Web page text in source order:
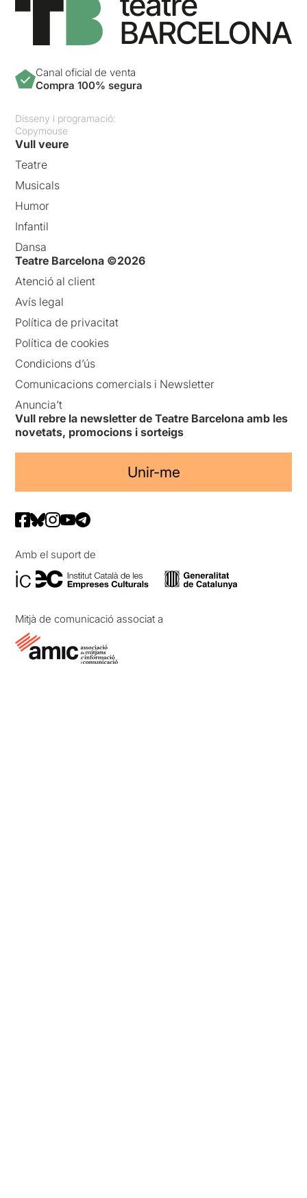
Canal oficial de venta
Compra 100% segura
Disseny i programació:
Copymouse
Vull veure
Teatre
Musicals
Humor
Infantil
Dansa
Teatre Barcelona ©2026
Atenció al client
Avís legal
Política de privacitat
Política de cookies
Condicions d’ús
Comunicacions comercials i Newsletter
Anuncia’t
Vull rebre la newsletter de Teatre Barcelona amb les
novetats, promocions i sorteigs
Unir-me
Amb el suport de
Mitjà de comunicació associat a